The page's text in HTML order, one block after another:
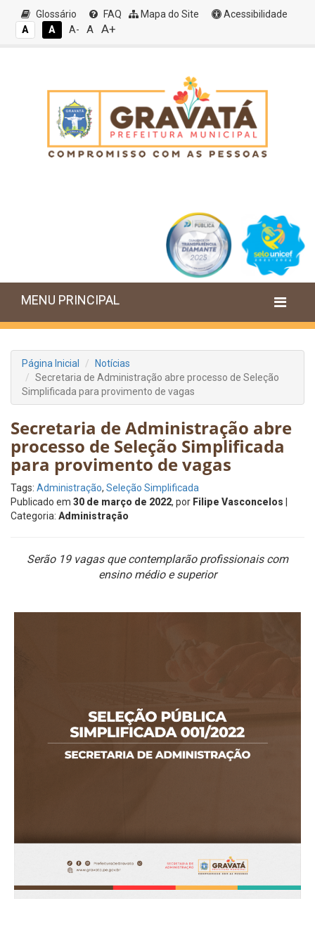
Glossário FAQ Mapa do Site
Acessibilidade
A
A A- A A+
MENU PRINCIPAL
Página Inicial
Notícias
Secretaria de Administração abre processo de Seleção
Simplificada para provimento de vagas
Secretaria de Administração abre
processo de Seleção Simplificada
para provimento de vagas
Tags: Administração, Seleção Simplificada
Publicado em 30 de março de 2022, por Filipe Vasconcelos
Categoria: Administração
Serão 19 vagas que contemplarão profissionais com
ensino médio e superior